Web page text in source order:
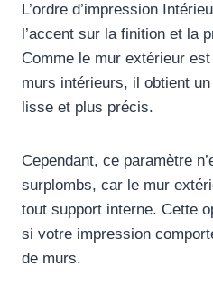
L’ordre d’impression
l’accent sur la finition et la
Comme le mur extérieur
murs intérieurs, il obtient
lisse et plus précis.
Cependant, ce paramètre
surplombs, car le mur
tout support interne. Cette
si votre impression
de murs.